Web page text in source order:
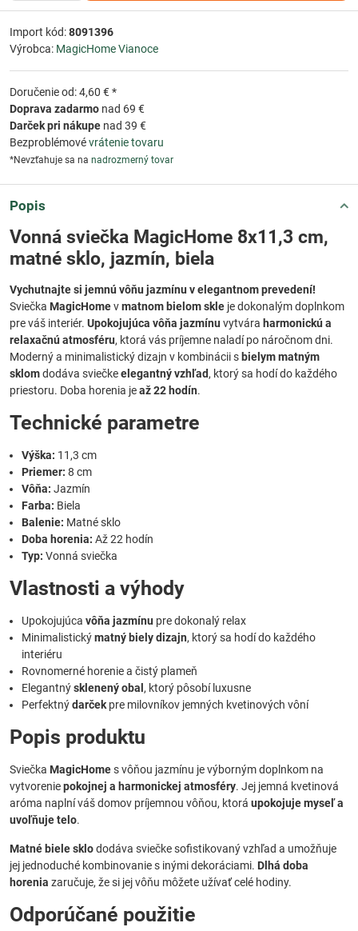
Import kód:8091396
Výrobca: MagicHome Vianoce
Doručenie od: 4,60 € *
Doprava zadarmo nad 69 €
Darček pri nákupe nad 39 €
Bezproblémovévrátenie tovaru
*Nevzťahuje sa na nadrozmerný tovar
Popis
Vonná sviečka MagicHome 8x11,3 cm,
matné sklo, jazmín, biela
Vychutnajte si jemnú vôňu jazmínu v elegantnom prevedení!
Sviečka MagicHomevmatnom bielom skle je dokonalým doplnkom
pre váš interiér. Upokojujúca vôňa jazmínu vytvára harmonickú a
relaxačnú atmosféru, ktorá vás príjemne naladí po náročnom dni.
Moderný a minimalistický dizajn v kombinácii s bielym matným
sklomdodáva sviečkeelegantný vzhľad, ktorý sa hodí do každého
priestoru. Doba horenia jeaž 22 hodín.
Technické parametre
Výška: 11,3 cm
Priemer: 8 cm
Vôňa: Jazmín
Farba: Biela
Balenie: Matné sklo
Doba horenia: Až 22 hodín
Typ: Vonná sviečka
Vlastnosti a výhody
Upokojujúca vôňa jazmínu pre dokonalý relax
Minimalistickýmatný biely dizajn, ktorý sa hodí do každého
interiéru
Rovnomerné horenie a čistý plameň
Elegantnýsklenený obal , ktorý pôsobí luxusne
Perfektnýdarček pre milovníkov jemných kvetinových vôní
Popis produktu
Sviečka MagicHomes vôňou jazmínu je výborným doplnkom na
vytvoreniepokojnej a harmonickej atmosféry. Jej jemná kvetinová
aróma naplní váš domov príjemnou vôňou, ktorá upokojuje myseľ a
uvoľňuje telo.
Matné biele sklododáva sviečke sofistikovaný vzhľad a umožňuje
jej jednoduché kombinovanie s inými dekoráciami. Dlhá doba
horenia zaručuje, že si jej vôňu môžete užívať celé hodiny.
Odporúčané použitie